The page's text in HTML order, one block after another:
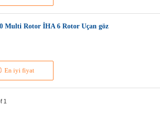
Multi Rotor İHA 6 Rotor Uçan göz
En iyi fiyat
1